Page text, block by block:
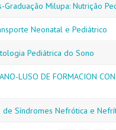
Graduação Milupa: Nutrição
Neonatal e Pediátrico
Pediátrica do Sono
LUSO DE FORMACION
de Síndromes Nefrótica e